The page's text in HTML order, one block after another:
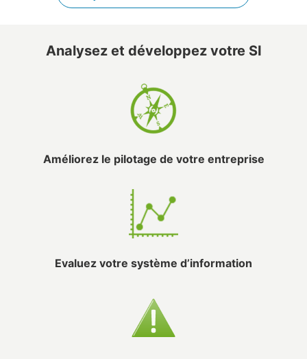
Analysez et développez votre SI
Améliorez le pilotage de votre entreprise
Evaluez votre système d’information